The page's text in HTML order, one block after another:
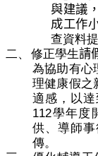
與建議
成工作
查資料
二、
修正學生請
為協助有心
理健康假之
適感，以
112學年度
供、導師
傳。